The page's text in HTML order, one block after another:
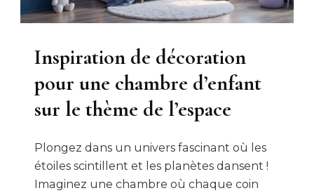
Inspiration de décoration
pour une chambre d’enfant
sur le thème de l’espace
Plongez dans un univers fascinant où les
étoiles scintillent et les planètes dansent !
Imaginez une chambre où chaque coin